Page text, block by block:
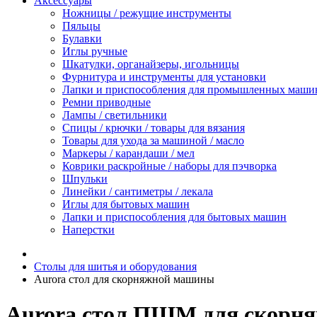
Ножницы / режущие инструменты
Пяльцы
Булавки
Иглы ручные
Шкатулки, органайзеры, игольницы
Фурнитура и инструменты для установки
Лапки и приспособления для промышленных
Ремни приводные
Лампы / светильники
Спицы / крючки / товары для вязания
Товары для ухода за машиной / масло
Маркеры / карандаши / мел
Коврики раскройные / наборы для пэчворка
Шпульки
Линейки / сантиметры / лекала
Иглы для бытовых машин
Лапки и приспособления для бытовых машин
Наперстки
Столы для шитья и оборудования
Aurora стол для скорняжной машины